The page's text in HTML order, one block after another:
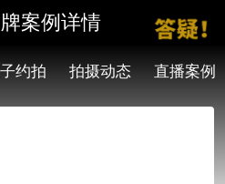
案例详情
约拍 拍摄动态 直播案例